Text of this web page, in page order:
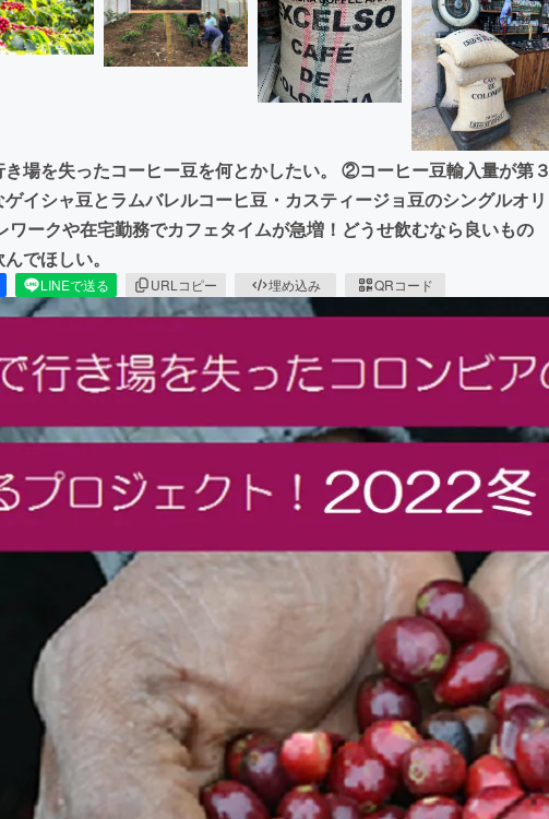
場を失ったコーヒー豆を何とかしたい。 ②コーヒー豆輸入量が第３
イシャ豆とラムバレルコーヒ豆・カスティージョ豆のシングルオリ
ークや在宅勤務でカフェタイムが急増！どうせ飲むなら良いもの
でほしい。
LINEで送る URLコピー 埋め込み QRコード